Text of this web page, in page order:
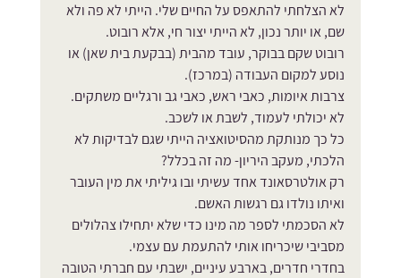
לא הצלחתי להתאפס על החיים שלי. הייתי לא פה ולא
שם, או יותר נכון, לא הייתי יצור חי, אלא רובוט.
רובוט שקם בבוקר, עובד מהבית (בבקעת בית שאן) או
נוסע למקום העבודה (במרכז).
צרבות איומות, כאבי ראש, כאבי גב ורגליים משתקים.
לא יכולתי לעמוד, לשבת או לשכב.
כל כך מנותקת מהסיטואציה הייתי שגם לבדיקות לא
הלכתי, מעקב היריון- מה זה בכלל?
רק אולטרסאונד אחד עשיתי ובו גיליתי את מין העובר
ואיתו נולדו גם רגשות האשם.
לא הסכמתי לספר מה מינו כדי שלא יתחילו צהלולים
מסביבי שיכריחו אותי להתעמת עם עצמי.
בחדרי חדרים, בארבע עיניים, ישבתי עם חברתי הטובה